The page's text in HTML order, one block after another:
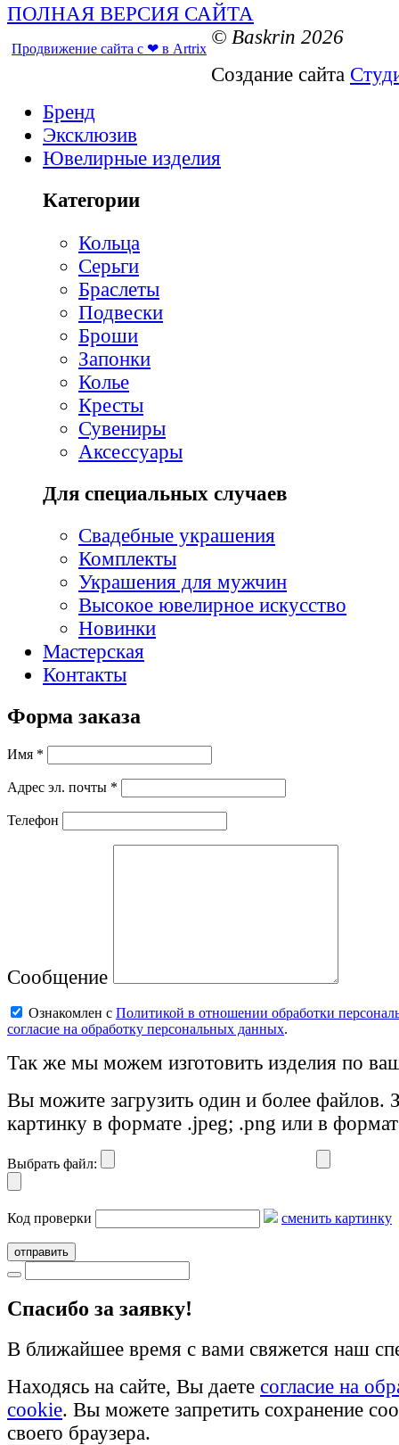
ПОЛНАЯ ВЕРСИЯ САЙТА
© Baskrin 2026
Продвижение сайта с ❤ в Artrix
Создание сайта
Бренд
Эксклюзив
Ювелирные изделия
Категории
Кольца
Серьги
Браслеты
Подвески
Броши
Запонки
Колье
Кресты
Сувениры
Аксессуары
Для специальных случаев
Свадебные украшения
Комплекты
Украшения для мужчин
Высокое ювелирное искусство
Новинки
Мастерская
Контакты
Форма заказа
Имя *
Адрес эл. почты *
Телефон
Сообщение
Ознакомлен с Политикой в отношении обработки
согласие на обработку персональных данных.
Так же мы можем изготовить изделия по
Вы можите загрузить один и более файлов.
картинку в формате .jpeg; .png или в
Выбрать файл:
Код проверки сменить картинку
отправить
Cпасибо за заявку!
В ближайшее время с вами свяжется наш
Находясь на сайте, Вы даете согласие на
cookie. Вы можете запретить сохранение
своего браузера.